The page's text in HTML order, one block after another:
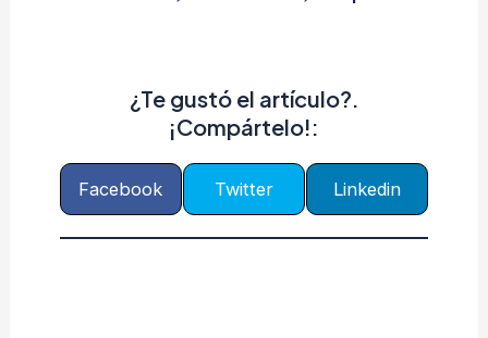
¿Te gustó el artículo?.
¡Compártelo!:
Facebook Twitter Linkedin